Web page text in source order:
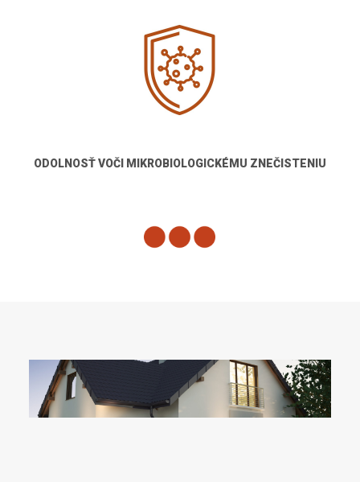
ODOLNOSŤ VOČI MIKROBIOLOGICKÉMU ZNEČISTENIU